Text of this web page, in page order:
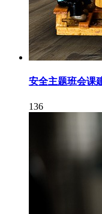
安全主题班会课
136